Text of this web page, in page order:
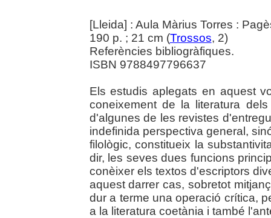
[Lleida] : Aula Màrius Torres :
190 p. ; 21 cm (Trossos, 2)
Referències bibliogràfiques.
ISBN 9788497796637
Els estudis aplegats en aquest
coneixement de la literatura
d'algunes de les revistes
indefinida perspectiva general,
filològic, constitueix la
dir, les seves dues funcions
conèixer els textos d'escriptors
aquest darrer cas, sobretot
dur a terme una operació crítica,
a la literatura coetània i també